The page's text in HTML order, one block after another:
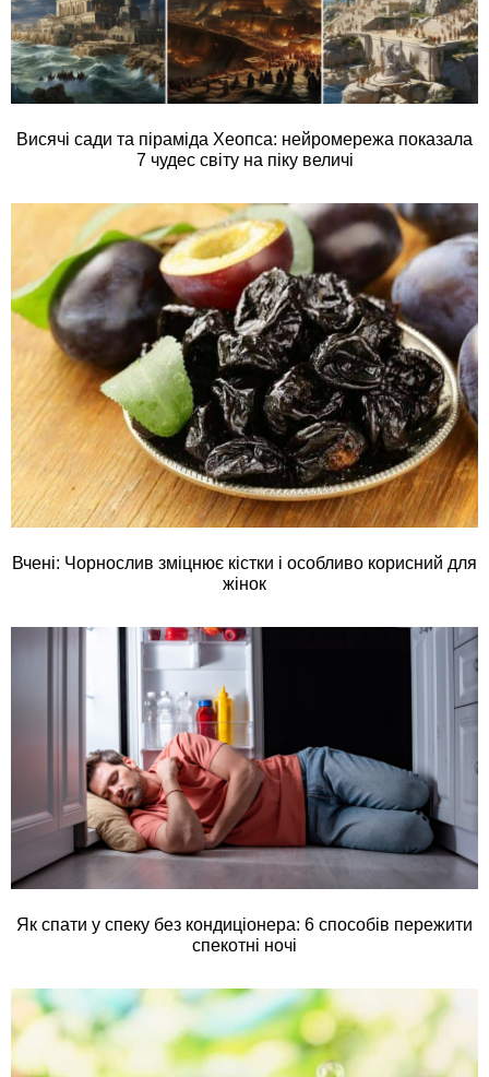
Висячі сади та піраміда Хеопса: нейромережа показала
7 чудес світу на піку величі
Вчені: Чорнослив зміцнює кістки і особливо корисний для
жінок
Як спати у спеку без кондиціонера: 6 способів пережити
спекотні ночі